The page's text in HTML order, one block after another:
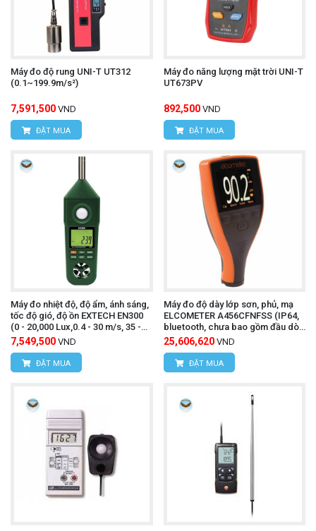
Máy đo độ rung UNI-T UT312
(0.1~199.9m/s²)
7,591,500 VND
ĐẶT MUA
Máy đo năng lượng mặt trời UNI-T
UT673PV
892,500 VND
ĐẶT MUA
Máy đo nhiệt độ, độ ẩm, ánh sáng,
tốc độ gió, độ ồn EXTECH EN300
(0 - 20,000 Lux,0.4 - 30 m/s, 35 -
130 dB)
7,549,500 VND
ĐẶT MUA
Máy đo độ dày lớp sơn, phủ, mạ
ELCOMETER A456CFNFSS (IP64,
bluetooth, chưa bao gồm đầu dò
từ tính và không từ tính)
25,606,620 VND
ĐẶT MUA